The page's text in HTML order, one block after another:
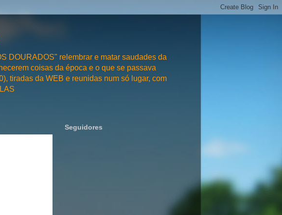
DOURADOS" relembrar e matar saudades da
coisas da época e o que se passava
tiradas da WEB e reunidas num só lugar, com
Seguidores